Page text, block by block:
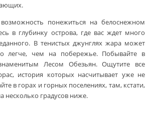
понежиться на белоснежном
в глубинку острова, где вас ждет много
В тенистых джунглях жара может
легче, чем на побережье. Побывайте в
Лесом Обезьян. Ощутите все
история которых насчитывает уже не
в горах и горных поселениях, там, кстати,
несколько градусов ниже.